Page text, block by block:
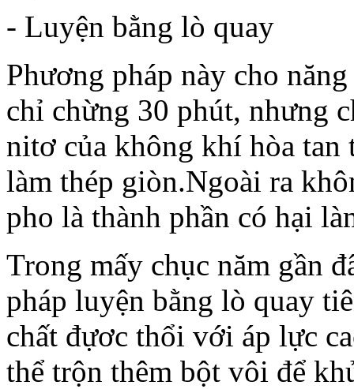
- Luyện bằng lò quay
Phương pháp này cho
chỉ chừng 30 phút, nhưng
nitơ của không khí hòa
làm thép giòn.Ngoài ra
pho là thành phần có hại
Trong mấy chục năm gần
pháp luyện bằng lò quay
chất đựơc thổi với áp lực
thể trộn thêm bột vôi để